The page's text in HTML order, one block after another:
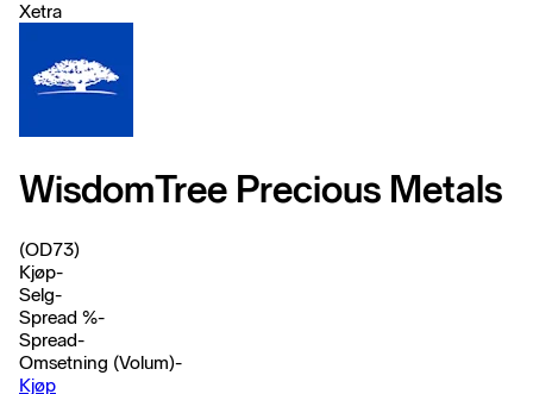
Xetra
WisdomTree Precious Metals
(OD73)
Kjøp-
Selg-
Spread %-
Spread-
Omsetning (Volum)-
Kjøp